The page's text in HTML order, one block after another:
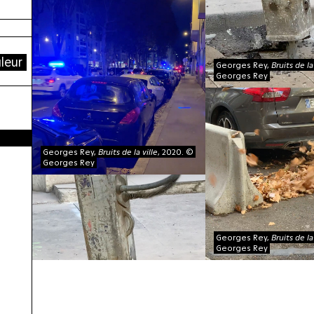
Georges Rey, Bruits de la ville, 2020. ©
Georges Rey
Georges Rey, Bruits de
Georges Rey
Georges Rey, Bruits de
Georges Rey